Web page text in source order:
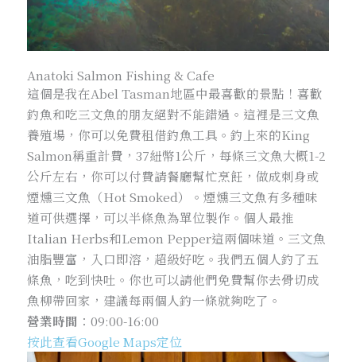
Anatoki Salmon Fishing & Cafe
這個是我在Abel Tasman地區中最喜歡的景點！喜歡
釣魚和吃三文魚的朋友絕對不能錯過。這裡是三文魚
養殖場，你可以免費租借釣魚工具。釣上來的King
Salmon稱重計費，37紐幣1公斤，每條三文魚大概1-2
公斤左右，你可以付費請餐廳幫忙烹飪，做成刺身或
煙燻三文魚（Hot Smoked）。煙燻三文魚有多種味
道可供選擇，可以半條魚為單位製作。個人最推
Italian Herbs和Lemon Pepper這兩個味道。三文魚
油脂豐富，入口即溶，超級好吃。我們五個人釣了五
條魚，吃到快吐。你也可以請他們免費幫你去骨切成
魚柳帶回家，建議每兩個人釣一條就夠吃了。
營業時間 ：09:00-16:00
按此查看Google Maps定位